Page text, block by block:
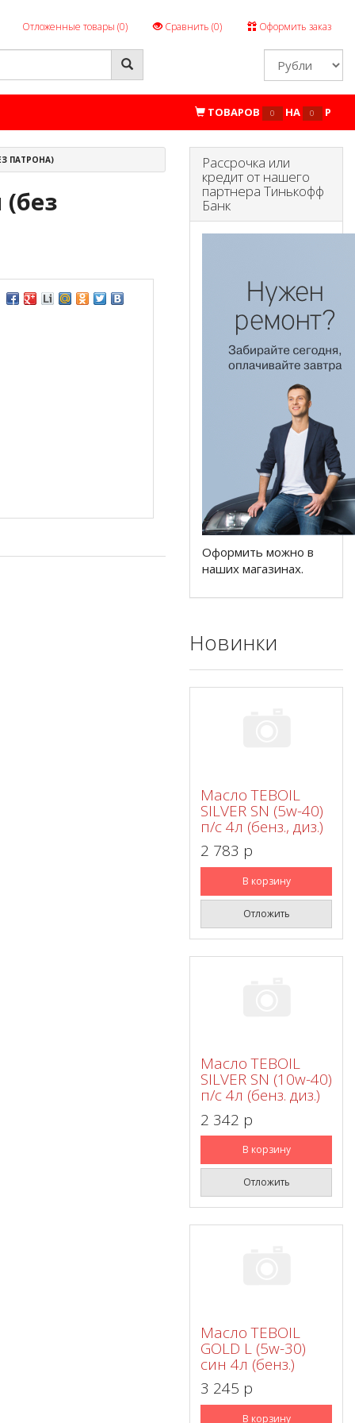
Отложенные товары (0) Сравнить (0) Оформить заказ
ТОВАРОВ 0 НА 0 P
ПАТРОНА) Рассрочка или
кредит от нашего
партнера Тинькофф
Банк
Оформить можно в
наших магазинах.
Новинки
Масло TEBOIL
SILVER SN (5w-40)
п/с 4л (бенз., диз.)
2 783 p
В корзину
Отложить
Масло TEBOIL
SILVER SN (10w-40)
п/с 4л (бенз. диз.)
2 342 p
В корзину
Отложить
Масло TEBOIL
GOLD L (5w-30)
син 4л (бенз.)
3 245 p
В корзину